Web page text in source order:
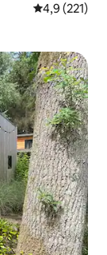
Gemiddelde
4,9 (221)